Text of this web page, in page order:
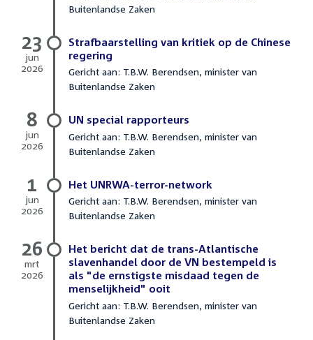
Buitenlandse Zaken
Strafbaarstelling van kritiek op de Chinese
regering
Gericht aan: T.B.W. Berendsen, minister van
Buitenlandse Zaken
23
jun
2026
UN special rapporteurs
Gericht aan: T.B.W. Berendsen, minister van
Buitenlandse Zaken
8
jun
2026
2026
Het UNRWA-terror-network
Gericht aan: T.B.W. Berendsen, minister van
Buitenlandse Zaken
1
jun
2026
2026
Het bericht dat de trans-Atlantische
slavenhandel door de VN bestempeld is
als "de ernstigste misdaad tegen de
menselijkheid" ooit
Gericht aan: T.B.W. Berendsen, minister van
Buitenlandse Zaken
26
mrt
2026